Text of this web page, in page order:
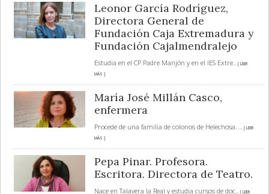
Leonor García Rodríguez,
Directora General de
Fundación Caja Extremadura y
Fundación Cajalmendralejo
Estudia en el CP Padre Manjón y en el IES Extre... [ LEER
MÁS ]
María José Millán Casco,
enfermera
Procede de una familia de colonos de Helechosa.
... [ LEER
MÁS ]
Pepa Pinar. Profesora.
Escritora. Directora de Teatro.
Nace en Talavera la Real y estudia cursos de doc... [ LEER